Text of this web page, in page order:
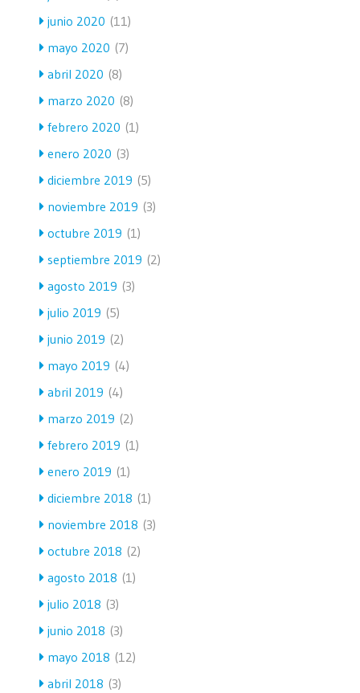
junio 2020 (11)
mayo 2020 (7)
abril 2020 (8)
marzo 2020 (8)
febrero 2020 (1)
enero 2020 (3)
diciembre 2019 (5)
noviembre 2019 (3)
octubre 2019 (1)
septiembre 2019 (2)
agosto 2019 (3)
julio 2019 (5)
junio 2019 (2)
mayo 2019 (4)
abril 2019 (4)
marzo 2019 (2)
febrero 2019 (1)
enero 2019 (1)
diciembre 2018 (1)
noviembre 2018 (3)
octubre 2018 (2)
agosto 2018 (1)
julio 2018 (3)
junio 2018 (3)
mayo 2018 (12)
abril 2018 (3)